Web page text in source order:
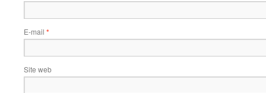
E-mail *
Site web